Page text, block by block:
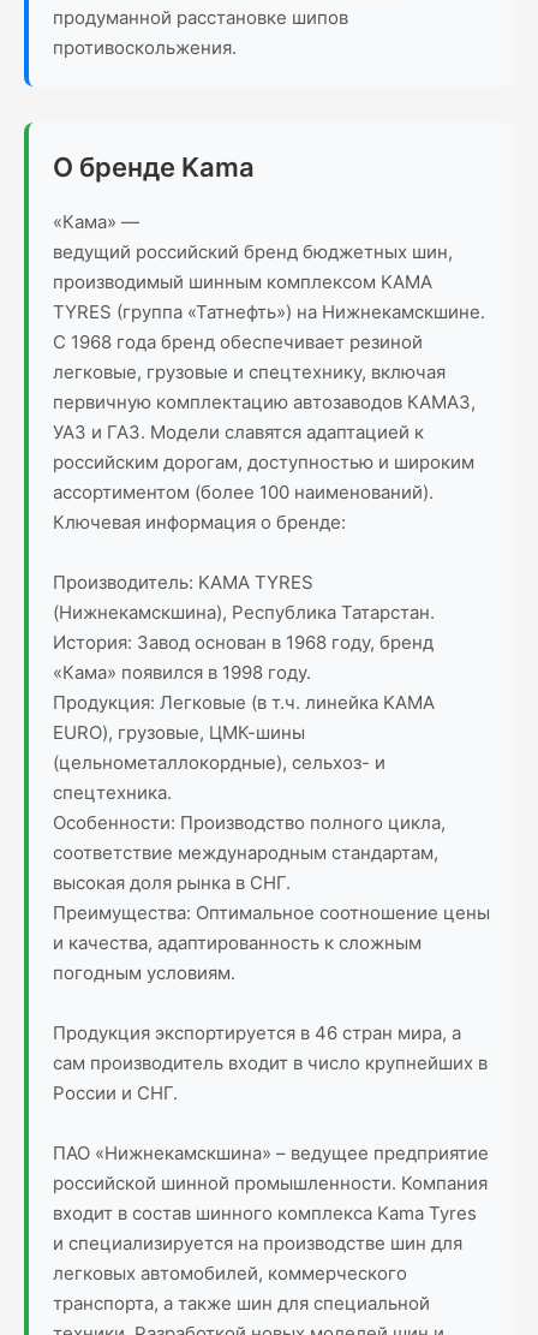
продуманной расстановке шипов
противоскольжения.
О бренде Kama
«Кама» —
ведущий российский бренд бюджетных шин,
производимый шинным комплексом KAMA
TYRES (группа «Татнефть») на Нижнекамскшине.
С 1968 года бренд обеспечивает резиной
легковые, грузовые и спецтехнику, включая
первичную комплектацию автозаводов КАМАЗ,
УАЗ и ГАЗ. Модели славятся адаптацией к
российским дорогам, доступностью и широким
ассортиментом (более 100 наименований).
Ключевая информация о бренде:
Производитель: KAMA TYRES
(Нижнекамскшина), Республика Татарстан.
История: Завод основан в 1968 году, бренд
«Кама» появился в 1998 году.
Продукция: Легковые (в т.ч. линейка KAMA
EURO), грузовые, ЦМК-шины
(цельнометаллокордные), сельхоз- и
спецтехника.
Особенности: Производство полного цикла,
соответствие международным стандартам,
высокая доля рынка в СНГ.
Преимущества: Оптимальное соотношение цены
и качества, адаптированность к сложным
погодным условиям.
Продукция экспортируется в 46 стран мира, а
сам производитель входит в число крупнейших в
России и СНГ.
ПАО «Нижнекамскшина» – ведущее предприятие
российской шинной промышленности. Компания
входит в состав шинного комплекса Kama Tyres
и специализируется на производстве шин для
легковых автомобилей, коммерческого
транспорта, а также шин для специальной